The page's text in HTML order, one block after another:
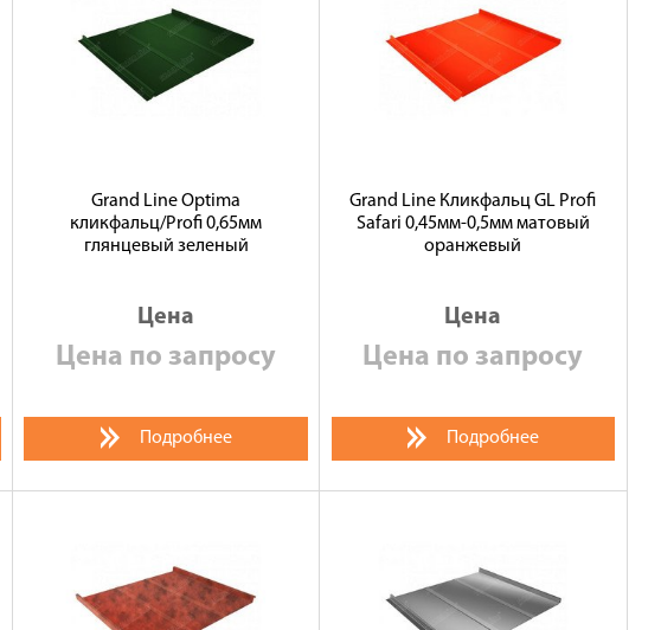
Grand Line Optima
кликфальц/Profi 0,65мм
глянцевый зеленый
Цена
Цена по запросу
Подробнее
Grand Line Кликфальц GL Profi
Safari 0,45мм-0,5мм матовый
оранжевый
Цена
Цена по запросу
Подробнее